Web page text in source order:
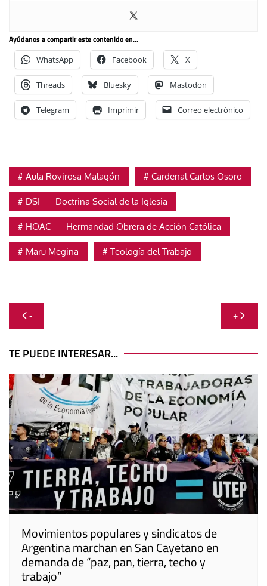
Ayúdanos a compartir este contenido en...
WhatsApp Facebook X
Threads Bluesky Mastodon
Telegram Imprimir Correo electrónico
Aula Rovirosa Malagón Cardenal Carlos Osoro
DSI — Doctrina Social de la Iglesia
HOAC — Hermandad Obrera de Acción Católica
Maru Megina Teología del Trabajo
Navegación
de
entradas
- +
TE PUEDE INTERESAR...
Movimientos populares y sindicatos de
Argentina marchan en San Cayetano en
demanda de “paz, pan, tierra, techo y
trabajo”